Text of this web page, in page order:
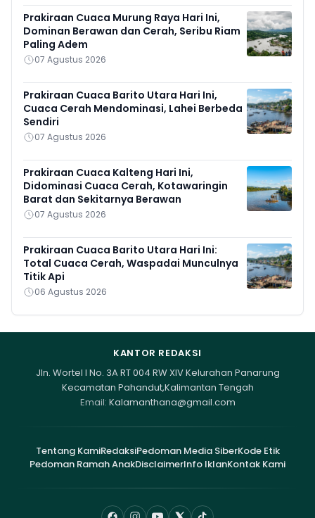
Prakiraan Cuaca Murung Raya Hari Ini,
Dominan Berawan dan Cerah, Seribu Riam
Paling Adem
07 Agustus 2026
Prakiraan Cuaca Barito Utara Hari Ini,
Cuaca Cerah Mendominasi, Lahei Berbeda
Sendiri
07 Agustus 2026
Prakiraan Cuaca Kalteng Hari Ini,
Didominasi Cuaca Cerah, Kotawaringin
Barat dan Sekitarnya Berawan
07 Agustus 2026
Prakiraan Cuaca Barito Utara Hari Ini:
Total Cuaca Cerah, Waspadai Munculnya
Titik Api
06 Agustus 2026
KANTOR REDAKSI
Jln. Wortel I No. 3A RT 004 RW XIV Kelurahan Panarung
Kecamatan Pahandut,Kalimantan Tengah
Email: Kalamanthana@gmail.com
Tentang KamiRedaksiPedoman Media SiberKode Etik
Pedoman Ramah AnakDisclaimerInfo IklanKontak Kami